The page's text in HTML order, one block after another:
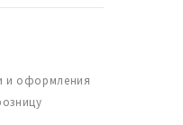
и оформления